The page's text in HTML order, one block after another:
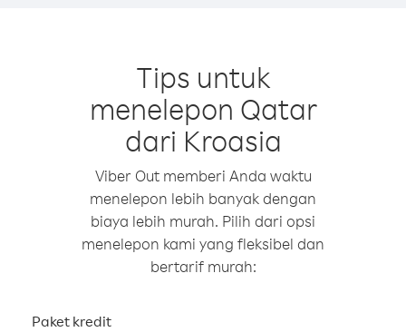
Tips untuk
menelepon Qatar
dari Kroasia
Viber Out memberi Anda waktu
menelepon lebih banyak dengan
biaya lebih murah. Pilih dari opsi
menelepon kami yang fleksibel dan
bertarif murah:
Paket kredit